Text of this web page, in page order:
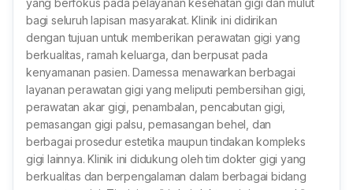
yang berfokus pada pelayanan kesehatan gigi dan mulut
bagi seluruh lapisan masyarakat. Klinik ini didirikan
dengan tujuan untuk memberikan perawatan gigi yang
berkualitas, ramah keluarga, dan berpusat pada
kenyamanan pasien. Damessa menawarkan berbagai
layanan perawatan gigi yang meliputi pembersihan gigi,
perawatan akar gigi, penambalan, pencabutan gigi,
pemasangan gigi palsu, pemasangan behel, dan
berbagai prosedur estetika maupun tindakan kompleks
gigi lainnya. Klinik ini didukung oleh tim dokter gigi yang
berkualitas dan berpengalaman dalam berbagai bidang